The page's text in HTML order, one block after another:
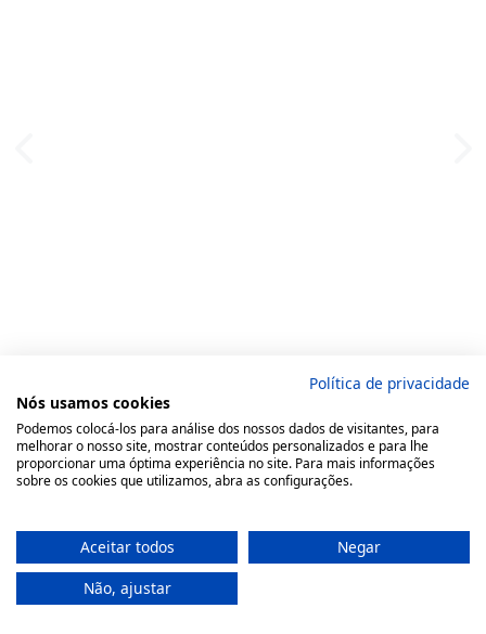
Política de privacidade
Nós usamos cookies
Podemos colocá-los para análise dos nossos dados de visitantes, para
melhorar o nosso site, mostrar conteúdos personalizados e para lhe
proporcionar uma óptima experiência no site. Para mais informações
sobre os cookies que utilizamos, abra as configurações.
Aceitar todos
Negar
Não, ajustar